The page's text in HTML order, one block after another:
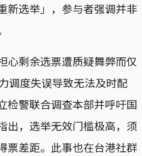
新选举」，参与者强调并非
心剩余选票遭质疑舞弊而仅
调度失误导致无法及时配
检警联合调查本部并呼吁国
出，选举无效门槛极高，须
票差距。此事也在台港社群